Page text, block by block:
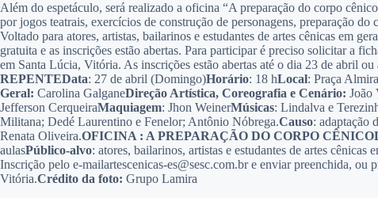
Além do espetáculo, será realizado a oficina “A preparação do corpo
por jogos teatrais, exercícios de construção de personagens, preparação
Voltado para atores, artistas, bailarinos e estudantes de artes cênicas em
gratuita e as inscrições estão abertas. Para participar é preciso solicitar a
em Santa Lúcia, Vitória. As inscrições estão abertas até o dia 23 de abril ou
REPENTEData: 27 de abril (Domingo)Horário: 18 hLocal: Praça
Geral: Carolina GalganeDireção Artística, Coreografia e Cenário: João
Jefferson CerqueiraMaquiagem: Jhon WeinerMúsicas: Lindalva e
Militana; Dedé Laurentino e Fenelor; Antônio Nóbrega.Causo: adaptação
Renata Oliveira.OFICINA : A PREPARAÇÃO DO CORPO CÊNICO
aulasPúblico-alvo: atores, bailarinos, artistas e estudantes de artes cênicas
Inscrição pelo e-mailartescenicas-es@sesc.com.br e enviar preenchida,
Vitória.Crédito da foto: Grupo Lamira